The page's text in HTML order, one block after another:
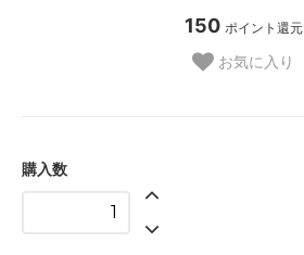
150 ポイント還元
お気に入り
購入数